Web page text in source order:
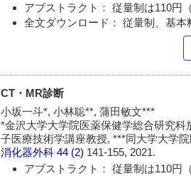
アブストラクト： 従量制は110円
全文ダウンロード： 従量制、基本
CT・MR診断
小坂一斗*, 小林聡**, 蒲田敏文***
*金沢大学大学院医薬保健学総合研究
子医療技術学講座教授, ***同大学大学
消化器外科 44 (2) 141-155, 2021.
アブストラクト： 従量制は110円